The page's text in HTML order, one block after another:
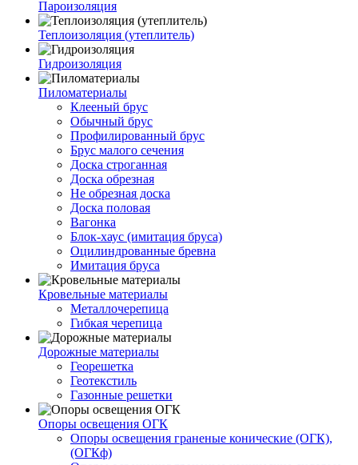
Пароизоляция
Теплоизоляция (утеплитель)
Гидроизоляция
Пиломатериалы
Клееный брус
Обычный брус
Профилированный брус
Брус малого сечения
Доска строганная
Доска обрезная
Не обрезная доска
Доска половая
Вагонка
Блок-хаус (имитация бруса)
Оцилиндрованные бревна
Имитация бруса
Кровельные материалы
Металлочерепица
Гибкая черепица
Дорожные материалы
Георешетка
Геотекстиль
Газонные решетки
Опоры освещения ОГК
Опоры освещения граненые конические (ОГК),
(ОГКф)